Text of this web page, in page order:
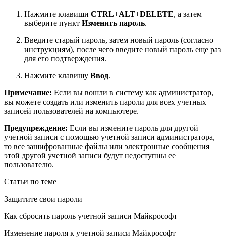
Нажмите клавиши CTRL+ALT+DELETE, а затем
выберите пункт Изменить пароль.
Введите старый пароль, затем новый пароль (согласно
инструкциям), после чего введите новый пароль еще раз
для его подтверждения.
Нажмите клавишу Ввод.
Примечание: Если вы вошли в систему как администратор,
вы можете создать или изменить пароли для всех учетных
записей пользователей на компьютере.
Предупреждение: Если вы измените пароль для другой
учетной записи с помощью учетной записи администратора,
то все зашифрованные файлы или электронные сообщения
этой другой учетной записи будут недоступны ее
пользователю.
Статьи по теме
Защитите свои пароли
Как сбросить пароль учетной записи Майкрософт
Изменение пароля к учетной записи Майкрософт